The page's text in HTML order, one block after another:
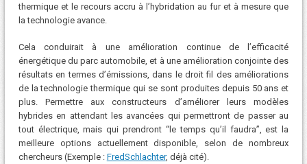
thermique et le recours accru à l’hybridation au fur et à mesure que
la technologie avance.
Cela conduirait à une amélioration continue de l’efficacité
énergétique du parc automobile, et à une amélioration conjointe des
résultats en termes d’émissions, dans le droit fil des améliorations
de la technologie thermique qui se sont produites depuis 50 ans et
plus. Permettre aux constructeurs d’améliorer leurs modèles
hybrides en attendant les avancées qui permettront de passer au
tout électrique, mais qui prendront “le temps qu’il faudra”, est la
meilleure options actuellement disponible, selon de nombreux
chercheurs (Exemple : FredSchlachter, déjà cité).